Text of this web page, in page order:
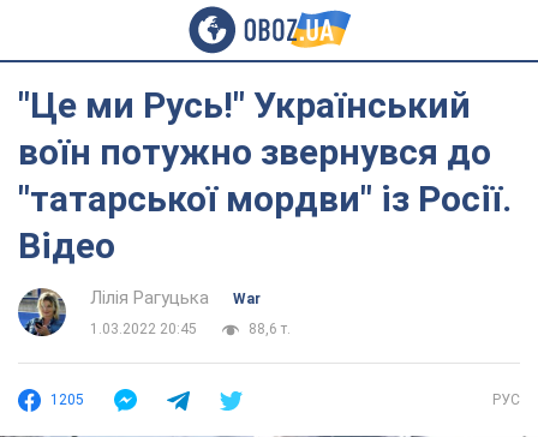
"Це ми Русь!" Український
воїн потужно звернувся до
"татарської мордви" із Росії.
Відео
Лілія Рагуцька
War
1.03.2022 20:45
88,6 т.
1205 РУС